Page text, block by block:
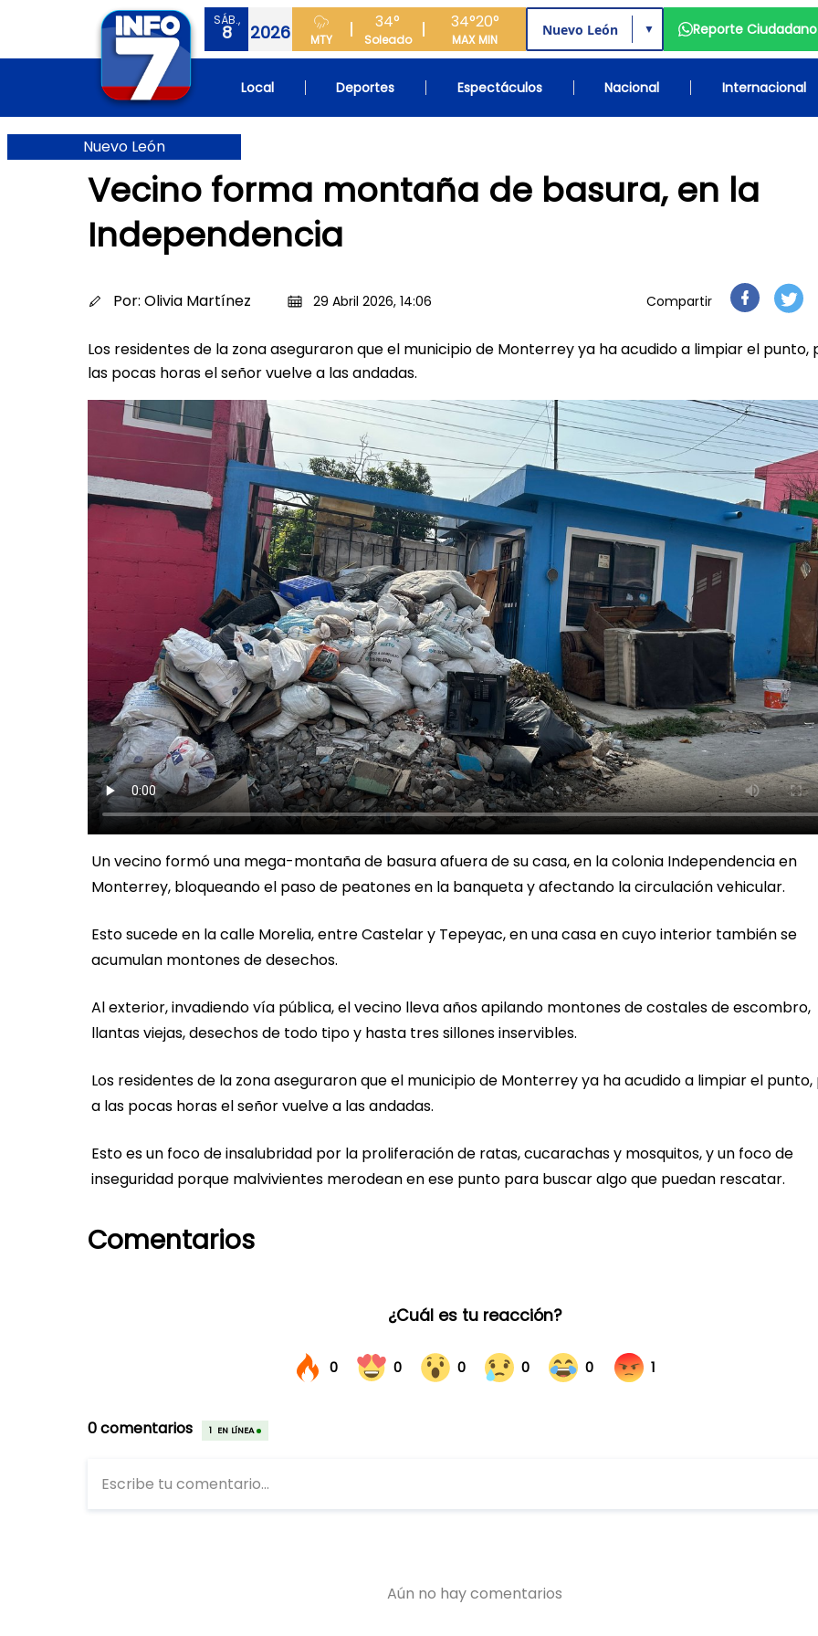
SÁB.,
8 2026 MTY
34°
Soleado
34°
MAX
20°
MIN
▼ Reporte Ciudadano
Local Deportes Espectáculos Nacional Internacional
Nuevo León
Vecino forma montaña de basura, en la
Independencia
Por: Olivia Martínez 29 Abril 2026, 14:06 Compartir
Los residentes de la zona aseguraron que el municipio de Monterrey ya ha acudido a limpiar el punto,
las pocas horas el señor vuelve a las andadas.
Un vecino formó una mega-montaña de basura afuera de su casa, en la colonia Independencia en
Monterrey, bloqueando el paso de peatones en la banqueta y afectando la circulación vehicular.
Esto sucede en la calle Morelia, entre Castelar y Tepeyac, en una casa en cuyo interior también se
acumulan montones de desechos.
Al exterior, invadiendo vía pública, el vecino lleva años apilando montones de costales de escombro,
llantas viejas, desechos de todo tipo y hasta tres sillones inservibles.
Los residentes de la zona aseguraron que el municipio de Monterrey ya ha acudido a limpiar el
a las pocas horas el señor vuelve a las andadas.
Esto es un foco de insalubridad por la proliferación de ratas, cucarachas y mosquitos, y un foco de
inseguridad porque malvivientes merodean en ese punto para buscar algo que puedan rescatar.
Comentarios